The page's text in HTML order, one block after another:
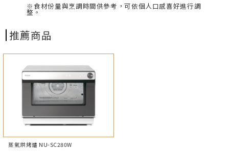
※食材份量與烹調時間供參考，可依個人口感喜好進行調
整。
推薦商品
蒸氣烘烤爐 NU-SC280W